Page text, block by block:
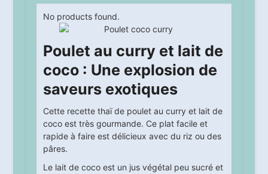
No products found.
Poulet au curry et lait de
coco : Une explosion de
saveurs exotiques
Cette recette thaï de poulet au curry et lait de
coco est très gourmande. Ce plat facile et
rapide à faire est délicieux avec du riz ou des
pâres.
Le lait de coco est un jus végétal peu sucré et